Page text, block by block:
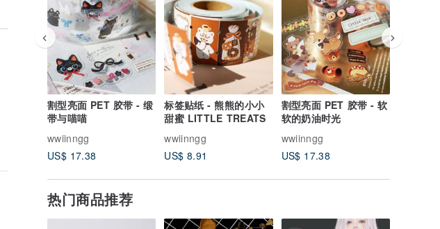
割型亮面 PET 胶带 - 缎
带与喵喵
wwiinngg
US$ 17.38
标签贴纸 - 熊熊的小小
甜蜜 LITTLE TREATS
wwiinngg
US$ 8.91
割型亮面 PET 胶带 - 软
软的奶油时光
wwiinngg
US$ 17.38
热门商品推荐